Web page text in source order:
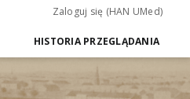
Zaloguj się (HAN UMed)
HISTORIA PRZEGLĄDANIA